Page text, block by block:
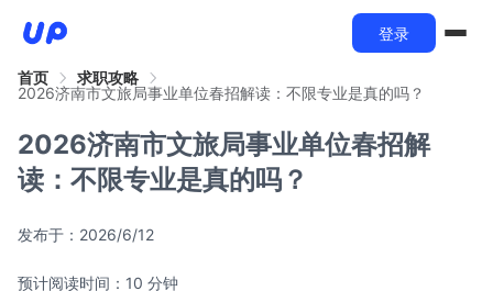
登录
首页
求职攻略
2026济南市文旅局事业单位春招解读：不限专业是真的吗？
2026济南市文旅局事业单位春招解
读：不限专业是真的吗？
发布于： 2026/6/12
预计阅读时间：10 分钟